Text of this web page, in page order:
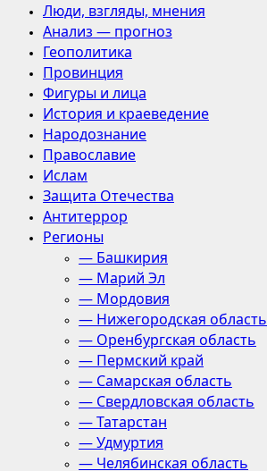
Люди, взгляды, мнения
Анализ — прогноз
Геополитика
Провинция
Фигуры и лица
История и краеведение
Народознание
Православие
Ислам
Защита Отечества
Антитеррор
Регионы
— Башкирия
— Марий Эл
— Мордовия
— Нижегородская область
— Оренбургская область
— Пермский край
— Самарская область
— Свердловская область
— Татарстан
— Удмуртия
— Челябинская область